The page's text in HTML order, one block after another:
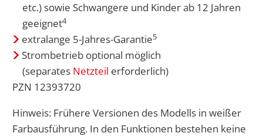
etc.) sowie Schwangere und Kinder ab 12 Jahren
geeignet4
extralange 5-Jahres-Garantie5
Strombetrieb optional möglich
(separates Netzteil erforderlich)
PZN 12393720
Hinweis: Frühere Versionen des Modells in weißer
Farbausführung. In den Funktionen bestehen keine